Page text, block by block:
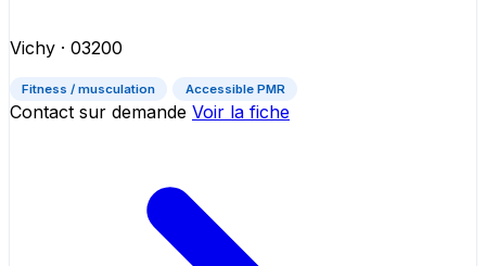
Vichy · 03200
Fitness / musculation Accessible PMR
Contact sur demande Voir la fiche